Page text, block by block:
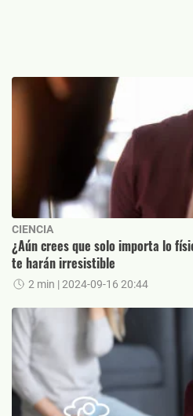
CIENCIA
¿Aún crees que solo importa lo
te harán irresistible
2 min | 2024-09-16 20:44